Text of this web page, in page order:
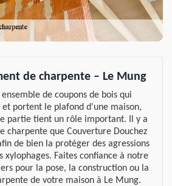
de charpente – Le Mung
de coupons de bois qui
portent le plafond d'une maison,
partie tient un rôle important. Il y a
charpente que Couverture Douchez
de bien la protéger des agressions
xylophages. Faites confiance à notre
pour la pose, la construction ou la
de votre maison à Le Mung.